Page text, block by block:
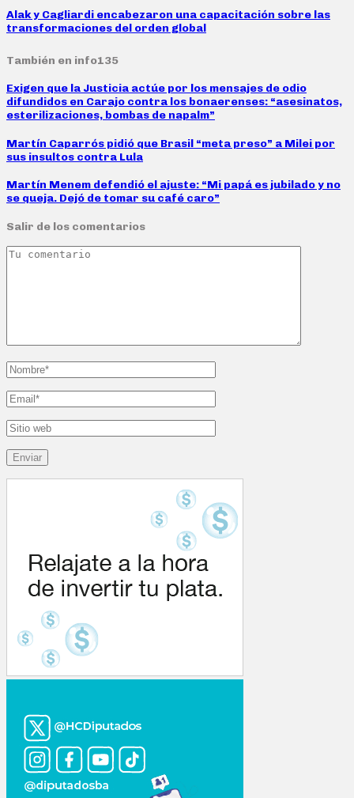
Alak y Cagliardi encabezaron una capacitación sobre las
transformaciones del orden global
También en info135
Exigen que la Justicia actúe por los mensajes de odio
difundidos en Carajo contra los bonaerenses: “asesinatos,
esterilizaciones, bombas de napalm”
Martín Caparrós pidió que Brasil “meta preso” a Milei por
sus insultos contra Lula
Martín Menem defendió el ajuste: “Mi papá es jubilado y no
se queja. Dejó de tomar su café caro”
Salir de los comentarios